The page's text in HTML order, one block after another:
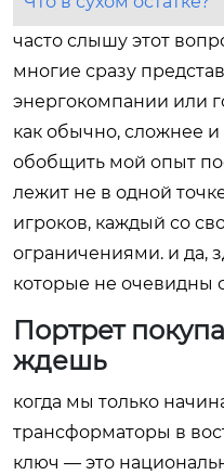
часто слышу этот
многие сразу
энергокомпании или
как обычно, сложнее
обобщить мой опыт
лежит не в одной
игроков, каждый со
ограничениями. и да,
которые не очевидны
Портрет
ждешь
когда мы только
трансформаторы в
ключ — это